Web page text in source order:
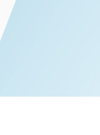
スポーツ